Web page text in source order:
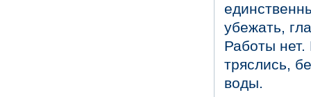
убежать,
Работы нет.
тряслись,
воды.